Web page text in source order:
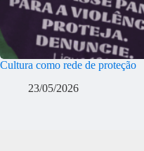
Cultura como rede de proteção
23/05/2026